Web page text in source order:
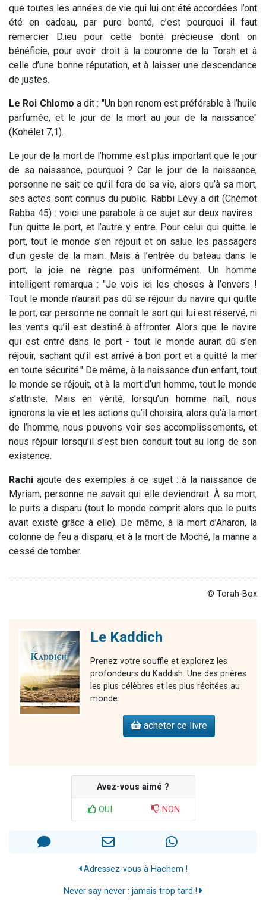
que toutes les années de vie qui lui ont été accordées l’ont
été en cadeau, par pure bonté, c’est pourquoi il faut
remercier D.ieu pour cette bonté précieuse dont on
bénéficie, pour avoir droit à la couronne de la Torah et à
celle d’une bonne réputation, et à laisser une descendance
de justes.
Le Roi Chlomo a dit : "Un bon renom est préférable à l’huile
parfumée, et le jour de la mort au jour de la naissance"
(Kohélet 7,1).
Le jour de la mort de l’homme est plus important que le jour
de sa naissance, pourquoi ? Car le jour de la naissance,
personne ne sait ce qu’il fera de sa vie, alors qu’à sa mort,
ses actes sont connus du public. Rabbi Lévy a dit (Chémot
Rabba 45) : voici une parabole à ce sujet sur deux navires :
l’un quitte le port, et l’autre y entre. Pour celui qui quitte le
port, tout le monde s’en réjouit et on salue les passagers
d’un geste de la main. Mais à l’entrée du bateau dans le
port, la joie ne règne pas uniformément. Un homme
intelligent remarqua : "Je vois ici les choses à l’envers !
Tout le monde n’aurait pas dû se réjouir du navire qui quitte
le port, car personne ne connaît le sort qui lui est réservé, ni
les vents qu’il est destiné à affronter. Alors que le navire
qui est entré dans le port - tout le monde aurait dû s’en
réjouir, sachant qu’il est arrivé à bon port et a quitté la mer
en toute sécurité." De même, à la naissance d’un enfant, tout
le monde se réjouit, et à la mort d’un homme, tout le monde
s’attriste. Mais en vérité, lorsqu’un homme naît, nous
ignorons la vie et les actions qu’il choisira, alors qu’à la mort
de l’homme, nous pouvons voir ses accomplissements, et
nous réjouir lorsqu’il s’est bien conduit tout au long de son
existence.
Rachi ajoute des exemples à ce sujet : à la naissance de
Myriam, personne ne savait qui elle deviendrait. À sa mort,
le puits a disparu (tout le monde comprit alors que le puits
avait existé grâce à elle). De même, à la mort d’Aharon, la
colonne de feu a disparu, et à la mort de Moché, la manne a
cessé de tomber.
© Torah-Box
Le Kaddich
Prenez votre souffle et explorez les
profondeurs du Kaddish. Une des prières
les plus célèbres et les plus récitées au
monde.
acheter ce livre
Avez-vous aimé ?
OUI NON
Adressez-vous à Hachem !
Never say never : jamais trop tard !